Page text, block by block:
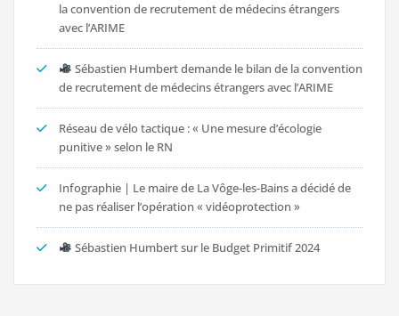
la convention de recrutement de médecins étrangers
avec l’ARIME
Sébastien Humbert demande le bilan de la convention
de recrutement de médecins étrangers avec l’ARIME
Réseau de vélo tactique : « Une mesure d’écologie
punitive » selon le RN
Infographie | Le maire de La Vôge-les-Bains a décidé de
ne pas réaliser l’opération « vidéoprotection »
Sébastien Humbert sur le Budget Primitif 2024